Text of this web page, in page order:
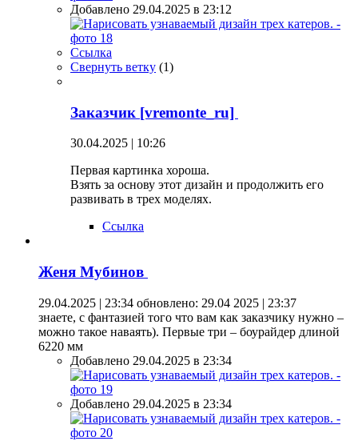
Добавлено 29.04.2025 в 23:12
Ссылка
Свернуть ветку (1)
Заказчик [vremonte_ru]
30.04.2025 | 10:26
Первая картинка хороша.
Взять за основу этот дизайн и продолжить его
развивать в трех моделях.
Ссылка
Женя Мубинов
29.04.2025 | 23:34 обновлено: 29.04 2025 | 23:37
знаете, с фантазией того что вам как заказчику нужно –
можно такое наваять). Первые три – боурайдер длиной
6220 мм
Добавлено 29.04.2025 в 23:34
Добавлено 29.04.2025 в 23:34